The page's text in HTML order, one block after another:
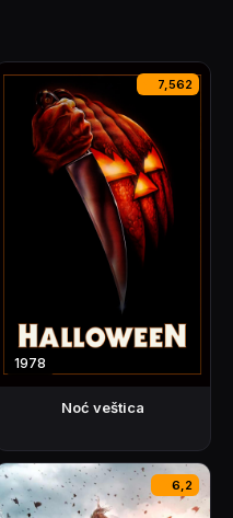
7,562
1978
Noć veštica
6,2